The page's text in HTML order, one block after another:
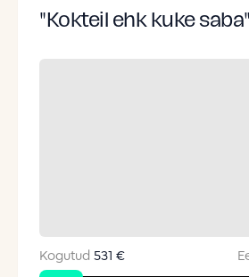
"Kokteil ehk kuke
Kogutud 531 €